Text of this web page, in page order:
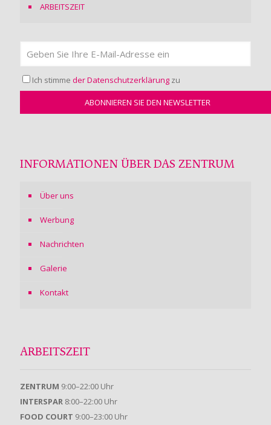
ARBEITSZEIT
Ich stimme der Datenschutzerklärung zu
INFORMATIONEN ÜBER DAS ZENTRUM
Über uns
Werbung
Nachrichten
Galerie
Kontakt
ARBEITSZEIT
ZENTRUM 9:00–22:00 Uhr
INTERSPAR 8:00–22:00 Uhr
FOOD COURT 9:00–23:00 Uhr